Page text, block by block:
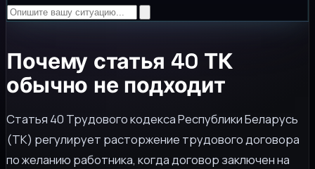
Почему статья 40 ТК
обычно не подходит
Статья 40 Трудового кодекса Республики Беларусь
(ТК) регулирует расторжение трудового договора
по желанию работника, когда договор заключен на